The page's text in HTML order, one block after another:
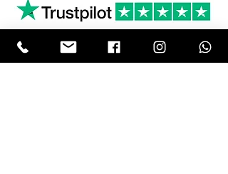
Tel. +390818501178 info@garumpompei.it